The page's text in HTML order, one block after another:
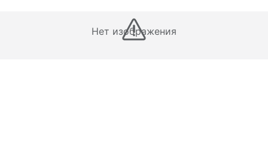
Нет изображения